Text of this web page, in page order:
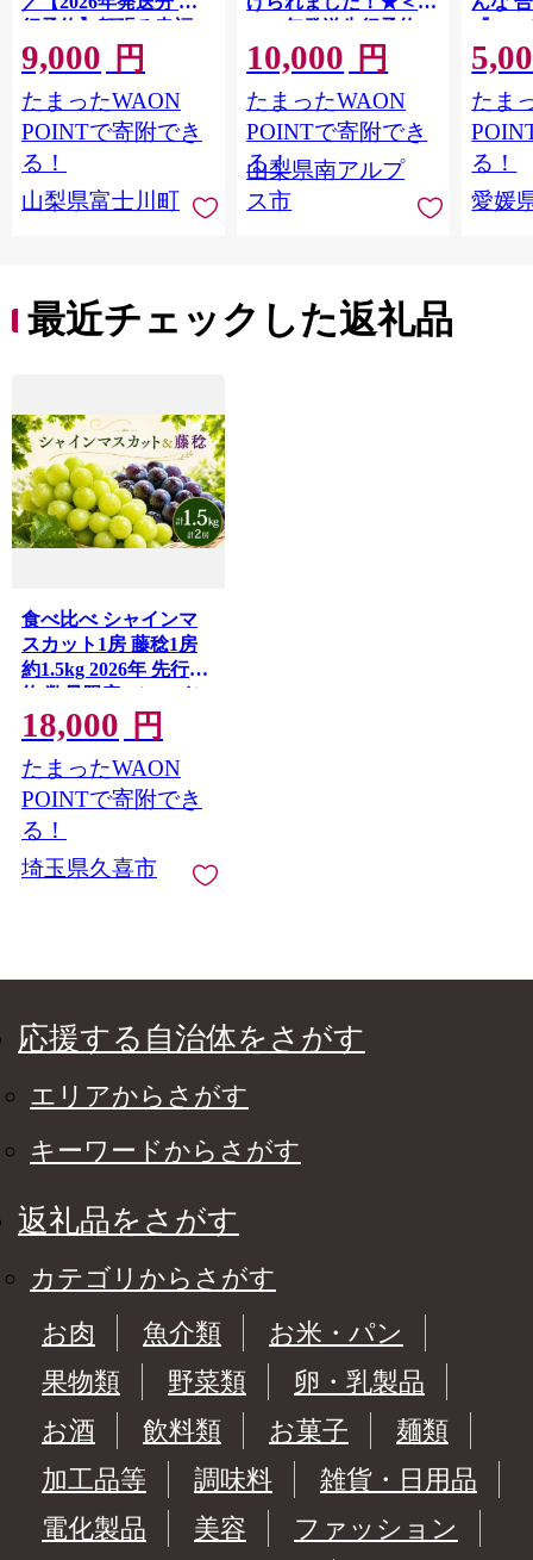
行予約】頬張る幸福
感 〜緑の宝石・ シ
ャインマスカット 〜
１ｋｇ以上（２〜３
房） フルーツ 山梨県
産 果物 くだもの シャ
イン マスカット ぶど
う ブドウ 葡萄 大粒 種
9,000 円
たまったWAON
POINTで寄附でき
る！
山梨県富士川町
2026年発送先行予約＞
南アルプス市産シャイ
ンマスカット1.2kg以
上（2～3房） クール
便発送 ALPAG007
10,000 円
たまったWAON
POINTで寄附でき
る！
山梨県南アルプ
ス市
『
出荷
ご自宅
マド
あり
ツ 高
産地直
レンジ
たま
る！
愛媛
最近チェックした返礼品
食べ比べ シャインマ
スカット1房 藤稔1房
約1.5kg 2026年 先行予
約 数量限定 | シャイン
マスカット ぶどう 葡
萄 グレープ 果物 フル
ーツ 甘い おいしい 大
房 旬 農家直送 新規就
農 限定 果樹 高級果物
お取り寄せ 新鮮 人気
品種 デザート スイー
18,000 円
たまったWAON
POINTで寄附でき
る！
埼玉県久喜市
応援する自治体をさがす
エリアからさがす
キーワードからさがす
返礼品をさがす
カテゴリからさがす
お肉
魚介類
お米・パン
果物類
野菜類
卵・乳製品
お酒
飲料類 お菓子
麺類
加工品等
調味料
雑貨・日用品
電化製品
美容
ファッション